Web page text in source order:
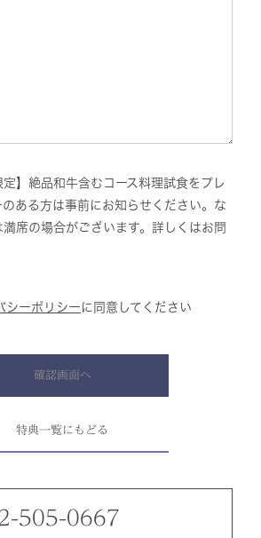
定】絶品和牛含むコース料理試食をプレ
ある方は事前にお知らせください。な
席の場合がございます。詳しくはお問
シーポリシー に 同意してください
確認画面へ
特典一覧にもどる
505-0667